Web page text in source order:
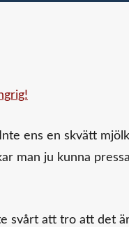
ens en skvätt
man ju kunna
svårt att tro att det